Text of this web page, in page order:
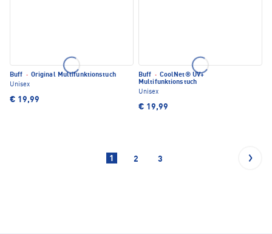
Buff · Original Multifunktionstuch
Unisex
€ 19,99
Buff · CoolNet® UV+
Multifunktionstuch
Unisex
€ 19,99
1 2 3